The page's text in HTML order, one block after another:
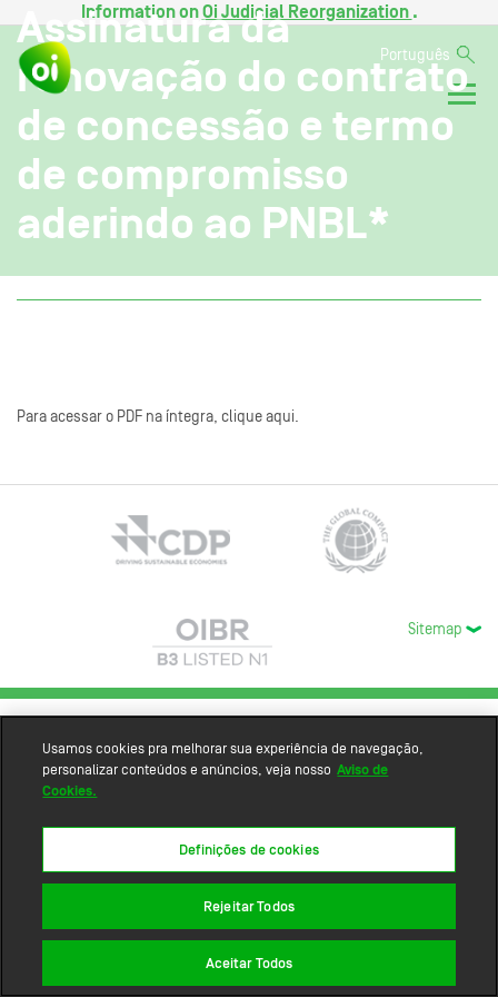
Information onOi Judicial Reorganization .
Português
Assinatura da
renovação do contrato
de concessão e termo
de compromisso
aderindo ao PNBL*
Para acessar o PDF na íntegra, clique aqui.
Sitemap
Usamos cookies pra melhorar sua experiência de navegação,
personalizar conteúdos e anúncios, veja nosso Aviso de
Cookies.
Definições de cookies
Rejeitar Todos
Aceitar Todos